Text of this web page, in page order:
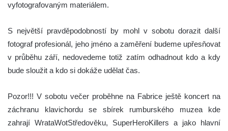
vyfotografovaným materiálem.
S největší pravděpodobností by mohl v sobotu dorazit další
fotograf profesionál, jeho jméno a zaměření budeme upřesňovat
v průběhu září, nedovedeme totiž zatím odhadnout kdo a kdy
bude sloužit a kdo si dokáže udělat čas.
Pozor!!! V sobotu večer proběhne na Fabrice ještě koncert na
záchranu klavichordu se sbírek rumburského muzea kde
zahrají WrataWotStředověku, SuperHeroKillers a jako hlavní